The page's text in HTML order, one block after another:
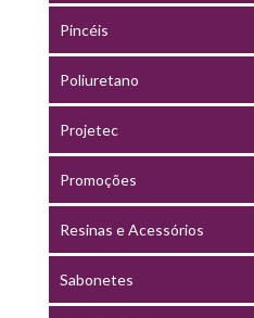
Pincéis
Poliuretano
Projetec
Promoções
Resinas e Acessórios
Sabonetes